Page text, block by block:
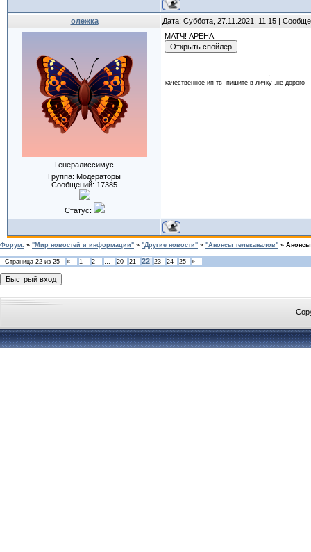
олежка Дата: Суббота, 27.11.2021, 11:15 |
Генералиссимус
Группа: Модераторы
Сообщений: 17385
Статус:
МАТЧ! АРЕНА
качественное ип тв -пишите в личку ,не дорого
Форум. » "Мир новостей и информации" » "Другие новости" » "Анонсы телеканалов" » Анонсы
Страница 22 из 25 « 1 2 … 20 21 22 23 24 25 »